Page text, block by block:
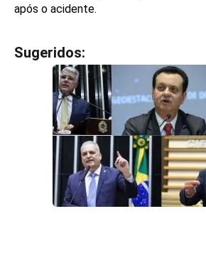
após o acidente.
Sugeridos: